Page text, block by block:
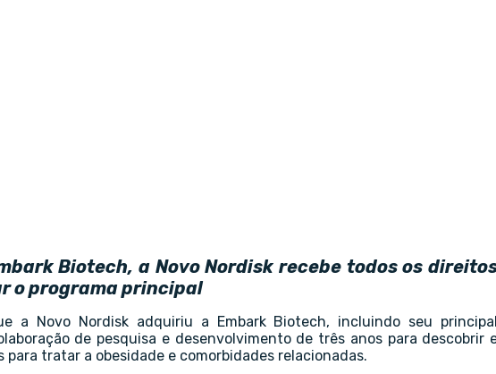
Biotech, a Novo Nordisk recebe todos os
o programa principal
a Novo Nordisk adquiriu a Embark Biotech, incluindo seu principal
de pesquisa e desenvolvimento de três anos para descobrir
tratar a obesidade e comorbidades relacionadas.